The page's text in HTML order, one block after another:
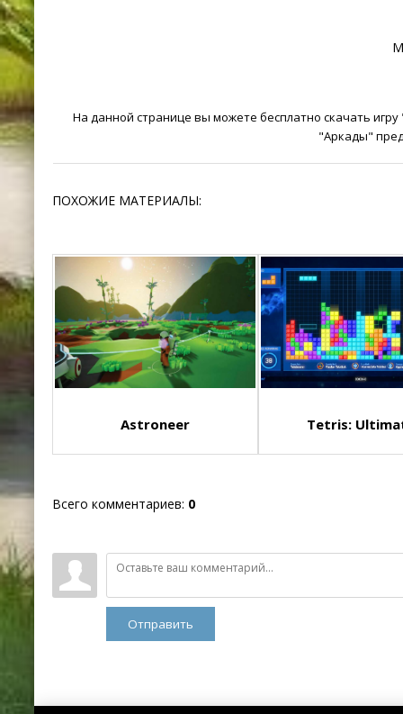
На данной странице вы можете бесплатно скачать
"Аркады"
ПОХОЖИЕ МАТЕРИАЛЫ:
Astroneer Tetris:
Всего комментариев: 0
Отправить